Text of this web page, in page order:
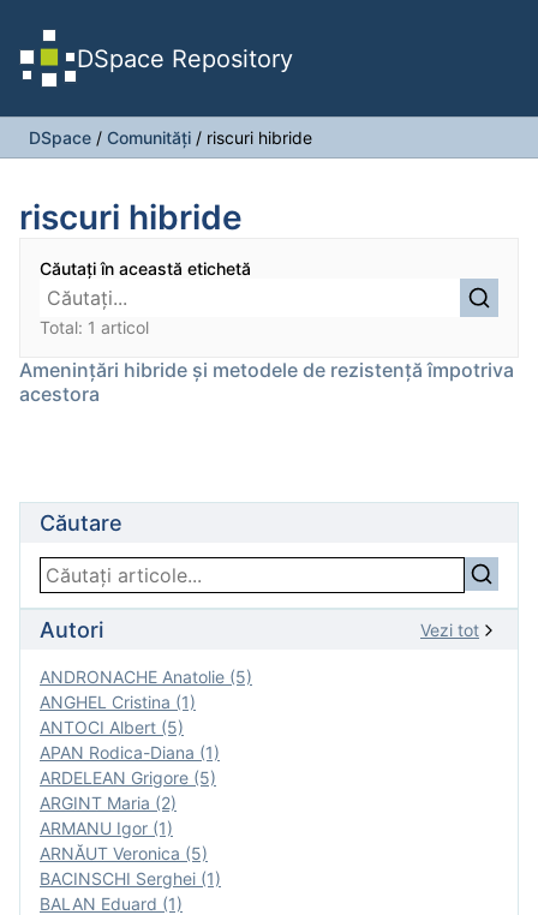
DSpace Repository
DSpace / Comunități / riscuri hibride
riscuri hibride
Căutați în această etichetă
Total: 1 articol
Amenințări hibride și metodele de rezistență împotriva
acestora
Căutare
Autori Vezi tot
ANDRONACHE Anatolie (5)
ANGHEL Cristina (1)
ANTOCI Albert (5)
APAN Rodica-Diana (1)
ARDELEAN Grigore (5)
ARGINT Maria (2)
ARMANU Igor (1)
ARNĂUT Veronica (5)
BACINSCHI Serghei (1)
BALAN Eduard (1)